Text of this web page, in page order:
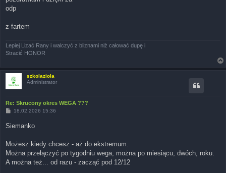
odp
z fartem
Lepiej Lizać Rany i walczyć z bliznami niż całować dupę i
Stracić HONOR
szkolaziola
Administrator
Re: Skrucony okres WEGA ???
P
t
18.02.2026 15:36
Siemanko
Możesz kiedy chcesz - aż do ekstremum.
Można przełączyć po tygodniu wega, można po miesiącu, dwóch, roku.
A można też... od razu - zacząć pod 12/12